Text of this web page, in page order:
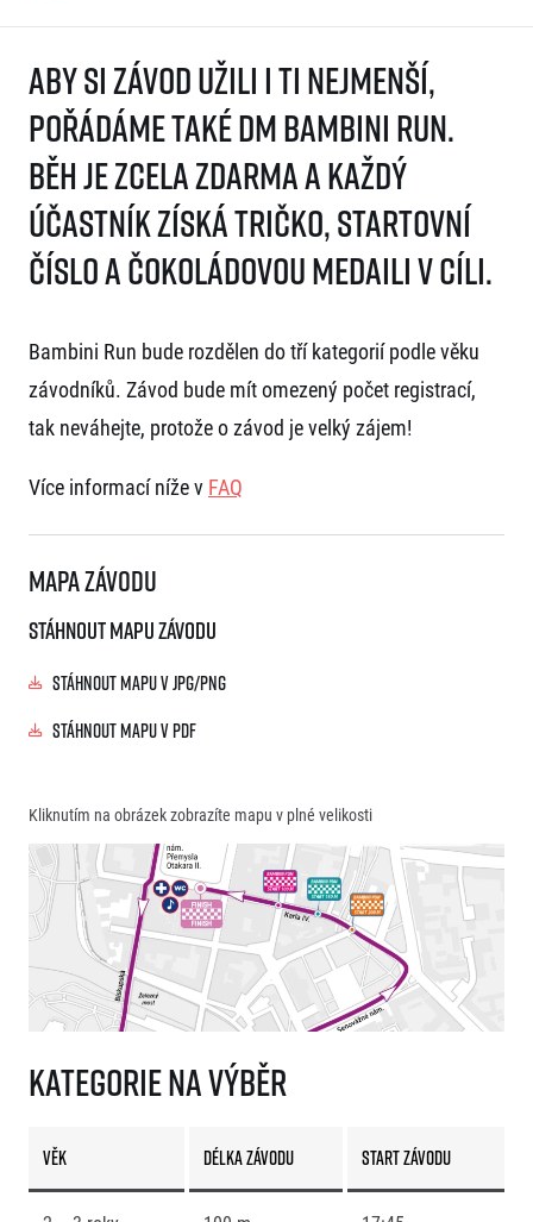
Aby si závod užili i ti nejmenší,
pořádáme také dm bambini run.
Běh je zcela zdarma a každý
účastník získá tričko, startovní
číslo a čokoládovou medaili v cíli.
Bambini Run bude rozdělen do tří kategorií podle věku
závodníků. Závod bude mít omezený počet registrací,
tak neváhejte, protože o závod je velký zájem!
Více informací níže v FAQ
Mapa závodu
Stáhnout mapu závodu
Stáhnout mapu v JPG/PNG
Stáhnout mapu v PDF
Kliknutím na obrázek zobrazíte mapu v plné velikosti
Kategorie na výběr
Věk Délka závodu Start závodu